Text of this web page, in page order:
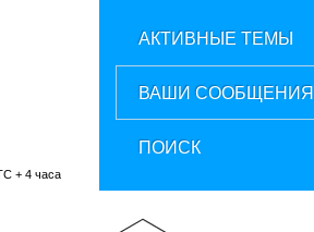
+ 4 часа
АКТИВНЫЕ ТЕМЫ
ВАШИ СООБЩЕНИЯ
ПОИСК